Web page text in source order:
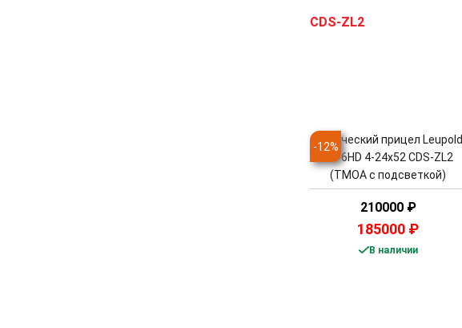
-12%
Оптический прицел Leupold
VX-6HD 4-24x52 CDS-ZL2
(TMOA с подсветкой)
210000 ₽
185000 ₽
В наличии